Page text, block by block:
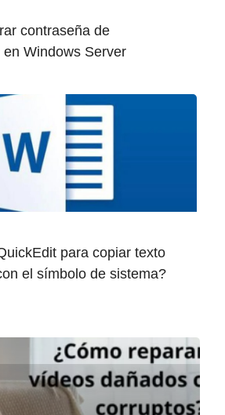
contraseña de
Windows Server
para copiar texto
el símbolo de sistema?